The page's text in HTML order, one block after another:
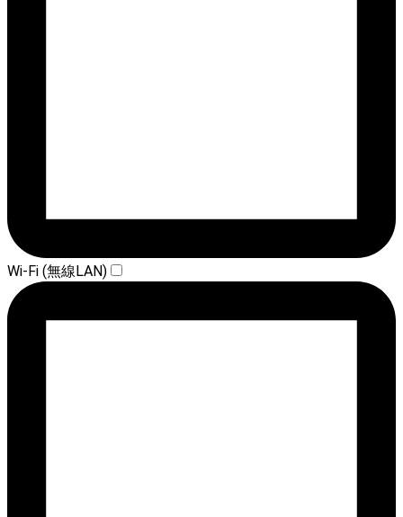
Wi-Fi (無線LAN)